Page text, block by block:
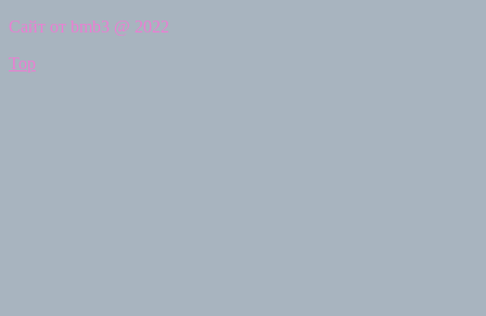
Сайт от bmb3 @ 2022
Top